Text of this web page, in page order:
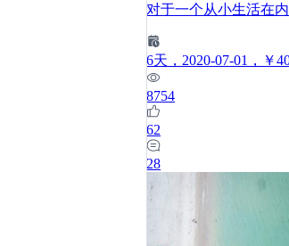
对于一个从小生活在
6天 ，2020-07-01 ，￥
8754
62
28